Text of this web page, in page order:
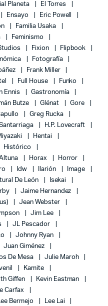
Planeta
El Torres
Ensayo
Eric Powell
Familia Usaka
Feminismo
Fixion
Flipbook
Fotografía
Frank Miller
Full House
Funko
Ennis
Gastronomía
Butze Glénat
Gore
Greg Rucka
Santarriaga
H.P. Lovecraft
Hentai
Histórico
Horax
Horror
Idw Ilarión
Image
De León
Isekai
Jaime Hernandez
Jean Webster
Jim Lee
JL Pescador
Johnny Ryan
Juan Giménez
De Mesa
Julie Maroh
Kamite
Giffen
Kevin Eastman
Carfax
Bermejo
Lee Lai